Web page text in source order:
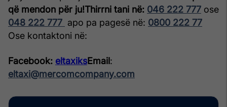
që mendon për ju!Thirrni tani në: 046 222 777 ose
048 222 777 apo pa pagesë në: 0800 222 77
Ose kontaktoni në:
Facebook: eltaxiksEmail :
eltaxi@mercomcompany.com